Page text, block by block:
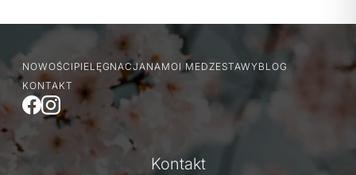
NOWOŚCI PIELĘGNACJANAMOI MEDZESTAWYBLOG
KONTAKT
Kontakt